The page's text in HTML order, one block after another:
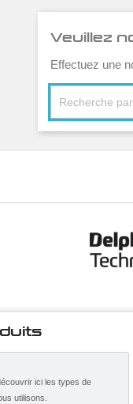
Veuillez
Effectuez une
ici les types de
utilisons.